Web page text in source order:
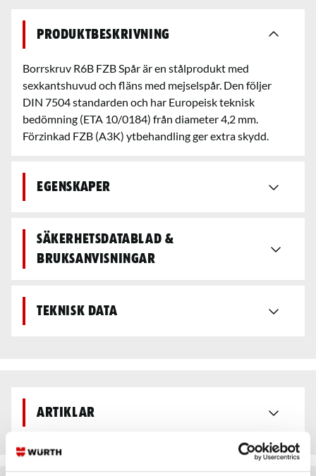
Produktbeskrivning
Borrskruv R6B FZB Spår är en stålprodukt med
sexkantshuvud och fläns med mejselspår. Den följer
DIN 7504 standarden och har Europeisk teknisk
bedömning (ETA 10/0184) från diameter 4,2 mm.
Förzinkad FZB (A3K) ytbehandling ger extra skydd.
Egenskaper
Säkerhetsdatablad &
bruksanvisningar
Teknisk data
Artiklar